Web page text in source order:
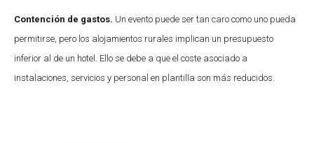
Contención de gastos. Un evento puede ser tan caro como uno pueda
permitirse, pero los alojamientos rurales implican un presupuesto
inferior al de un hotel. Ello se debe a que el coste asociado a
instalaciones, servicios y personal en plantilla son más reducidos.